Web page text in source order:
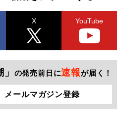
X YouTube
の発売前日に速報が届く！
メールマガジン登録